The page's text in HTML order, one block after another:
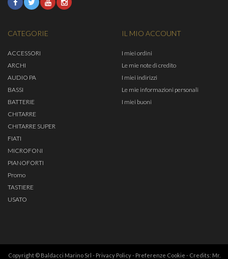
CATEGORIE
ACCESSORI
ARCHI
AUDIO PA
BASSI
BATTERIE
CHITARRE
CHITARRE SUPER
FIATI
MICROFONI
PIANOFORTI
Promo
TASTIERE
USATO
IL MIO ACCOUNT
I miei ordini
Le mie note di credito
I miei indirizzi
Le mie informazioni personali
I miei buoni
Copyright © Baldacci Marino Srl - Privacy Policy- Preferenze Cookie - Credits: Mr.